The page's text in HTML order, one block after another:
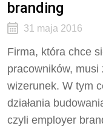
branding
31 maja 2016
Firma, która chce
pracowników, musi
wizerunek. W tym
działania
czyli employer